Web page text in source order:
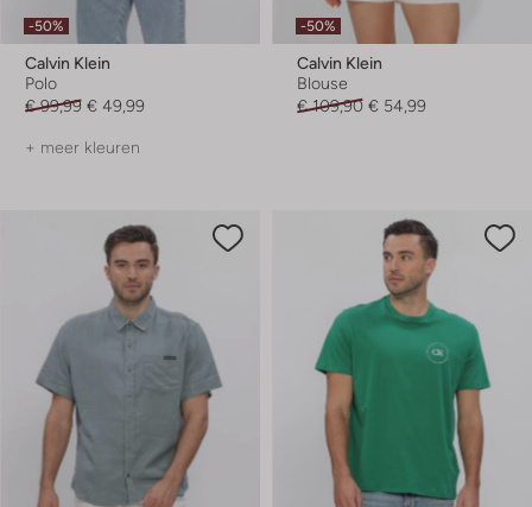
-50%
Calvin Klein
Polo
€ 99,99 € 49,99
+ meer kleuren
-50%
Calvin Klein
Blouse
€ 109,90 € 54,99